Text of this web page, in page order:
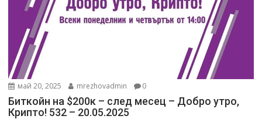
май 20, 2025 mrezhovadmin 0
Биткойн на $200к – след месец – Добро утро,
Крипто! 532 – 20.05.2025